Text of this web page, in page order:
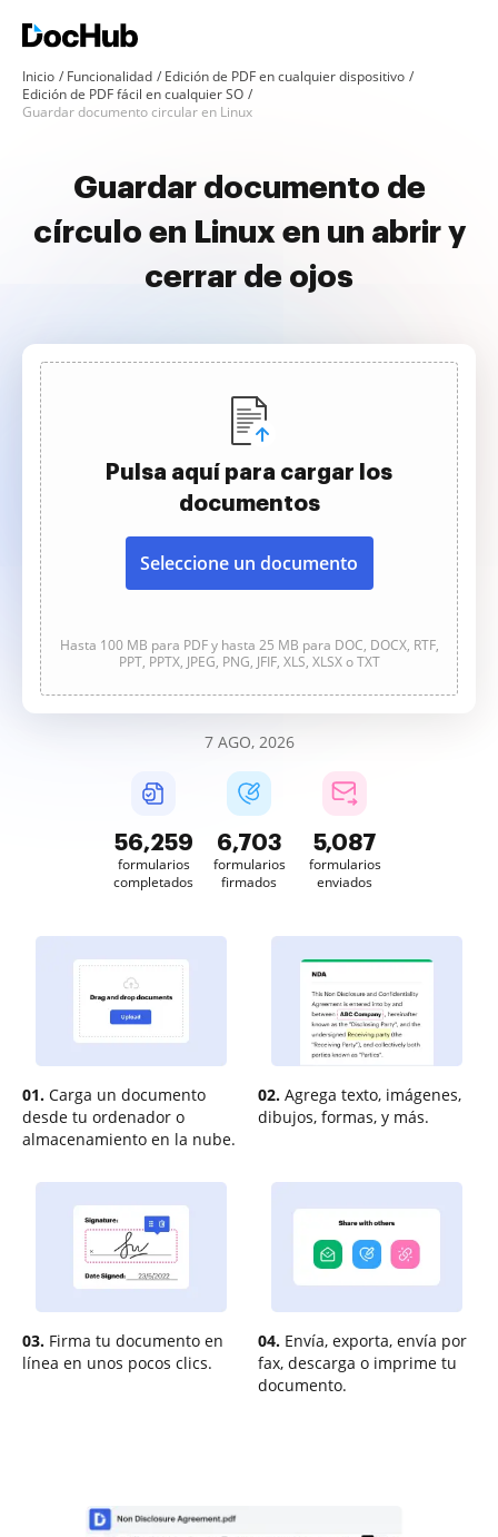
Inicio Funcionalidad
Edición de PDF en cualquier dispositivo
Edición de PDF fácil en cualquier SO
Guardar documento circular en Linux
Guardar documento de
círculo en Linux en un abrir y
cerrar de ojos
Pulsa aquí para cargar los
documentos
Seleccione un documento
Hasta 100 MB para PDF y hasta 25 MB para DOC, DOCX, RTF,
PPT, PPTX, JPEG, PNG, JFIF, XLS, XLSX o TXT
7 AGO, 2026
56,259
formularios
completados
6,703
formularios
firmados
5,087
formularios
enviados
01. Carga un documento
desde tu ordenador o
almacenamiento en la nube.
02. Agrega texto, imágenes,
dibujos, formas, y más.
03. Firma tu documento en
línea en unos pocos clics.
04. Envía, exporta, envía por
fax, descarga o imprime tu
documento.